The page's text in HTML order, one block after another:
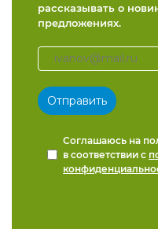
рассказывать о
предложениях.
Соглашаюсь на
в соответствии с